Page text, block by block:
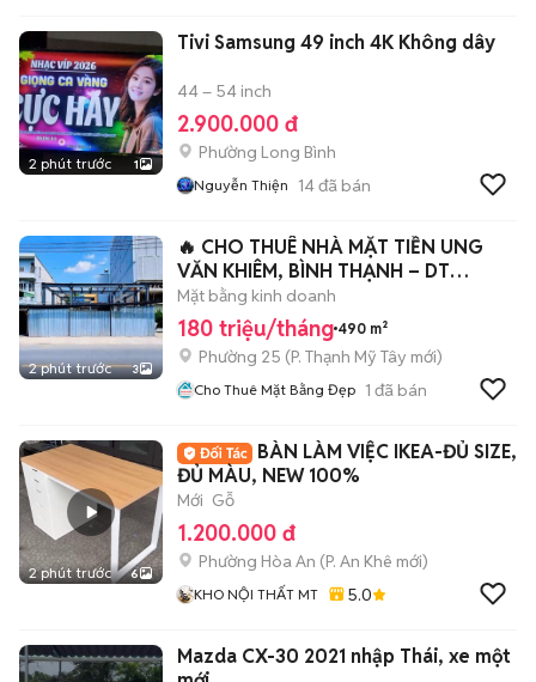
2 phút trước 1
Tivi Samsung 49 inch 4K Không dây
44 – 54 inch
2.900.000 đ
Phường Long Bình
Nguyễn Thiện 14đã bán
2 phút trước 3
🔥 CHO THUÊ NHÀ MẶT TIỀN UNG
VĂN KHIÊM, BÌNH THẠNH – DT
14X35M
Mặt bằng kinh doanh
180 triệu/tháng 490 m²
Phường 25 (P. Thạnh Mỹ Tây mới)
Cho Thuê Mặt Bằng Đẹp 1 đã bán
2 phút trước 6
BÀN LÀM VIỆC IKEA-ĐỦ SIZE,
ĐỦ MÀU, NEW 100%
Mới Gỗ
1.200.000 đ
Phường Hòa An (P. An Khê mới)
KHO NỘI THẤT MT 5.0
Mazda CX-30 2021 nhập Thái, xe một